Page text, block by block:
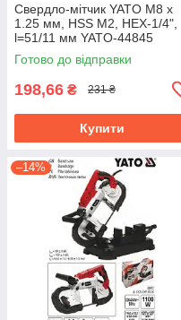
Свердло-мітчик YATO М8 х
1.25 мм, HSS М2, HEX-1/4",
l=51/11 мм YATO-44845
Готово до відправки
198,66 ₴ 231 ₴
Купити
–14%